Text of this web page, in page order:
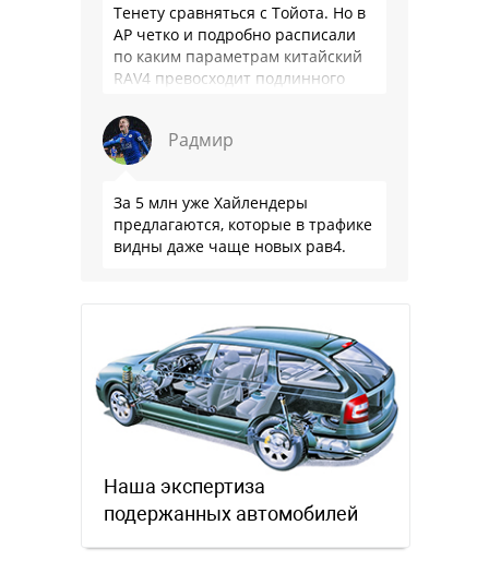
Тенету сравняться с Тойота. Но в
АР четко и подробно расписали
по каким параметрам китайский
RAV4 превосходит подлинного
подвеска едет ровно и приятно …
Радмир
За 5 млн уже Хайлендеры
предлагаются, которые в трафике
видны даже чаще новых рав4.
Наша экспертиза
подержанных автомобилей